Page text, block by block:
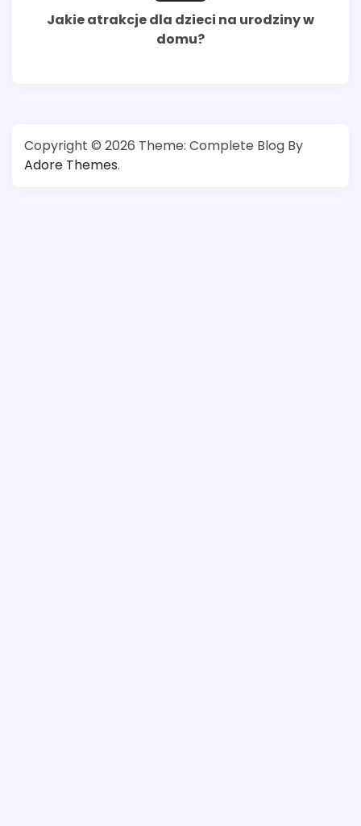
Jakie atrakcje dla dzieci na urodziny w
domu?
Copyright © 2026 Theme: Complete Blog By
Adore Themes.